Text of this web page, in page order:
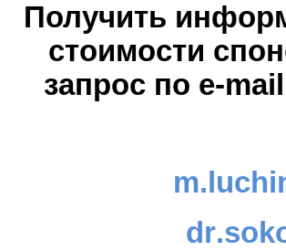
Получить
стоимости
запрос по е-
dr.